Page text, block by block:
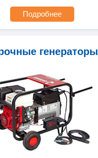
Подробнее
генераторы